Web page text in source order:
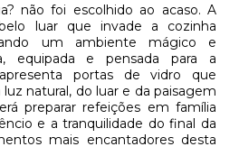
não foi escolhido ao acaso. A
luar que invade a cozinha
um ambiente mágico e
equipada e pensada para a
portas de vidro que
natural, do luar e da paisagem
preparar refeições em família
e a tranquilidade do final da
mais encantadores desta